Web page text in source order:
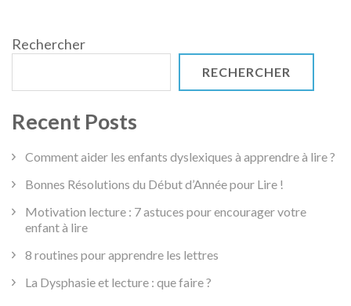
Rechercher
RECHERCHER
Recent Posts
Comment aider les enfants dyslexiques à apprendre à lire ?
Bonnes Résolutions du Début d’Année pour Lire !
Motivation lecture : 7 astuces pour encourager votre
enfant à lire
8 routines pour apprendre les lettres
La Dysphasie et lecture : que faire ?